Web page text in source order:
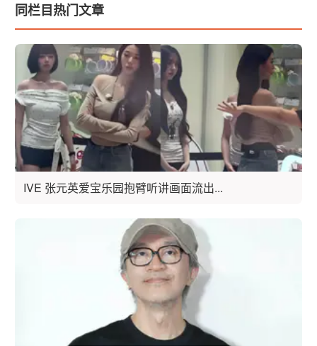
同栏目热门文章
IVE 张元英爱宝乐园抱臂听讲画面流出...